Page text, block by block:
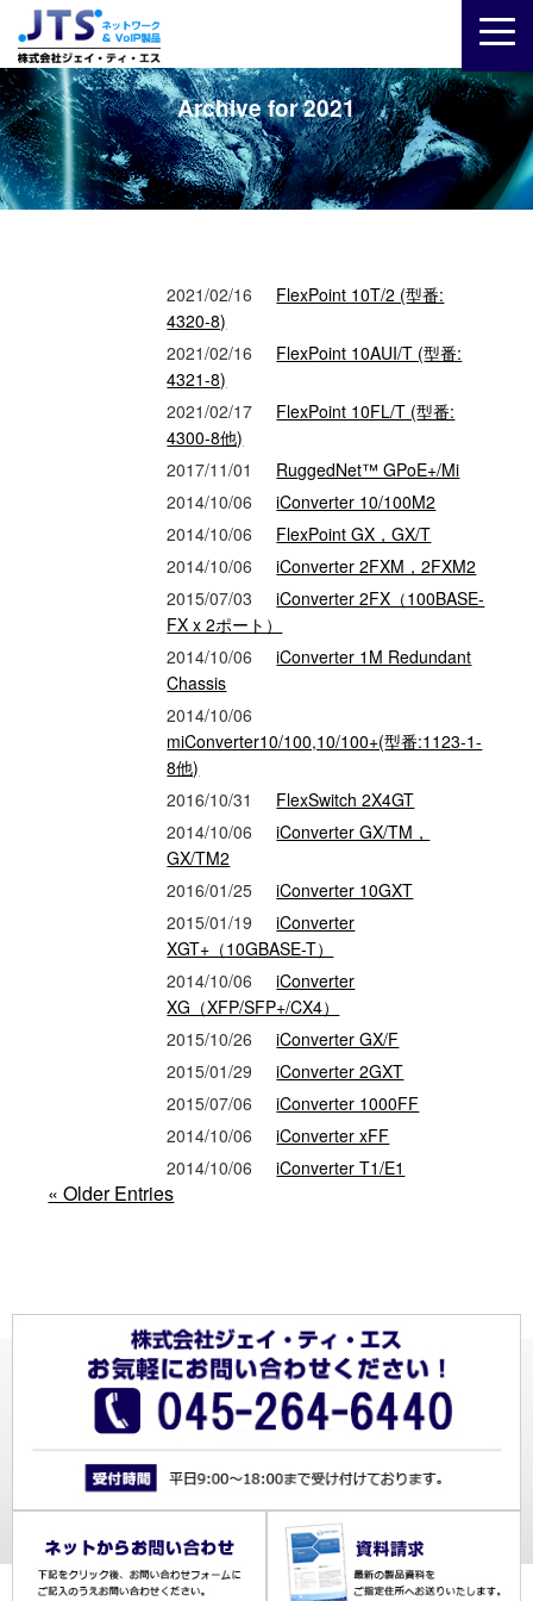
Archive for 2021
2021/02/16
FlexPoint 10T/2 (型番:
4320-8)
2021/02/16
FlexPoint 10AUI/T (型番:
4321-8)
2021/02/17
FlexPoint 10FL/T (型番:
4300-8他)
2017/11/01
RuggedNet™ GPoE+/Mi
2014/10/06
iConverter 10/100M2
2014/10/06
FlexPoint GX，GX/T
2014/10/06
iConverter 2FXM，2FXM2
2015/07/03
iConverter 2FX（100BASE-
FX x 2ポート）
2014/10/06
iConverter 1M Redundant
Chassis
2014/10/06
miConverter10/100,10/100+(型番:1123-1-
8他)
2016/10/31
FlexSwitch 2X4GT
2014/10/06
iConverter GX/TM，
GX/TM2
2016/01/25
iConverter 10GXT
2015/01/19
iConverter
XGT+（10GBASE-T）
2014/10/06
iConverter
XG（XFP/SFP+/CX4）
2015/10/26
iConverter GX/F
2015/01/29
iConverter 2GXT
2015/07/06
iConverter 1000FF
2014/10/06
iConverter xFF
2014/10/06
iConverter T1/E1
« Older Entries